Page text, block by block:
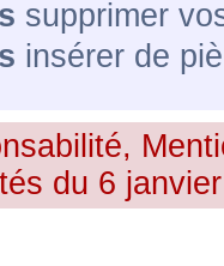
supprimer
insérer de
du 6